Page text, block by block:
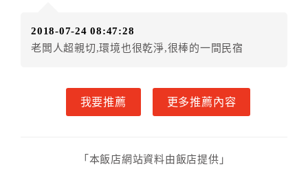
2018-07-24 08:47:28
老闆人超親切,環境也很乾淨,很棒的一間民宿
我要推薦 更多推薦內容
「本飯店網站資料由飯店提供」